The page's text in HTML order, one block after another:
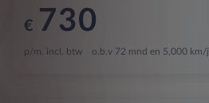
€ 730
p/m. incl. btw o.b.v 72 mnd en 5,000 km/j